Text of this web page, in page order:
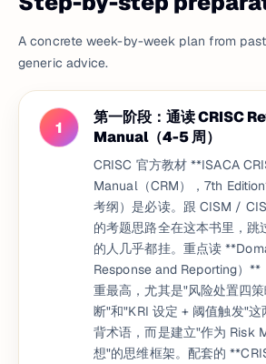
A concrete week-by-week plan from
generic advice.
1
第一阶段：通读 CRISC
Manual（4-5 周）
CRISC 官方教材 **ISACA
Manual（CRM），7th
考纲）是必读。跟 CISM /
的考题思路全在这本书里，跳
的人几乎都挂。重点读
Response and Reporting）**
重最高，尤其是"风险处置四
断"和"KRI 设定 + 阈值触发"
背术语，而是建立"作为 Risk
想"的思维框架。配套的